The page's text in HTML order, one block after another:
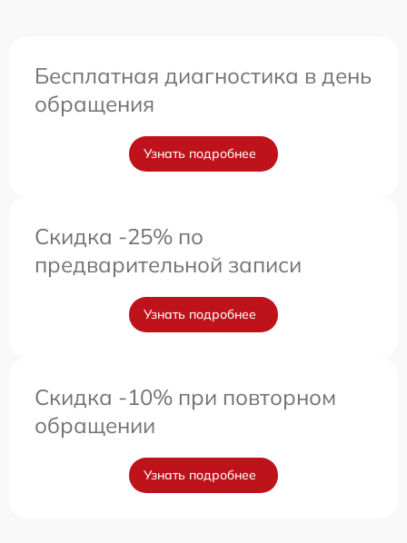
Бесплатная диагностика в день
обращения
Узнать подробнее
Скидка -25% по
предварительной записи
Узнать подробнее
Скидка -10% при повторном
обращении
Узнать подробнее